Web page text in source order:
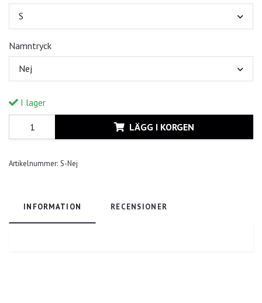
S
Namntryck
Nej
I lager
LÄGG I KORGEN
Artikelnummer: S-Nej
INFORMATION RECENSIONER